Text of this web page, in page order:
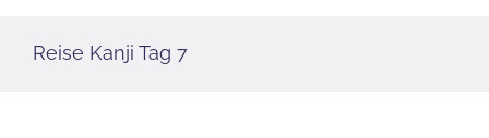
Reise Kanji Tag 7